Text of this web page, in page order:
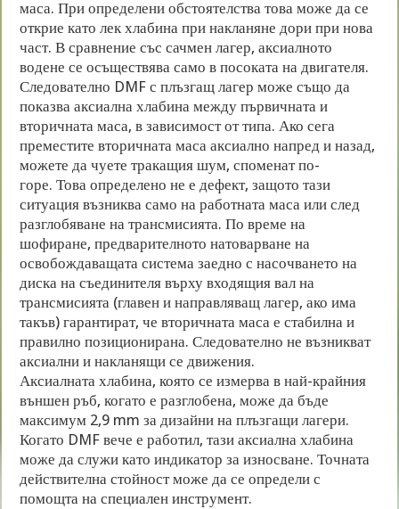
маса. При определени обстоятелства това може да се
открие като лек хлабина при накланяне дори при нова
част. В сравнение със сачмен лагер, аксиалното
водене се осъществява само в посоката на двигателя.
Следователно DMF с плъзгащ лагер може също да
показва аксиална хлабина между първичната и
вторичната маса, в зависимост от типа. Ако сега
преместите вторичната маса аксиално напред и назад,
можете да чуете тракащия шум, споменат по-
горе. Това определено не е дефект, защото тази
ситуация възниква само на работната маса или след
разглобяване на трансмисията. По време на
шофиране, предварителното натоварване на
освобождаващата система заедно с насочването на
диска на съединителя върху входящия вал на
трансмисията (главен и направляващ лагер, ако има
такъв) гарантират, че вторичната маса е стабилна и
правилно позиционирана. Следователно не възникват
аксиални и накланящи се движения.
Аксиалната хлабина, която се измерва в най-крайния
външен ръб, когато е разглобена, може да бъде
максимум 2,9 mm за дизайни на плъзгащи лагери.
Когато DMF вече е работил, тази аксиална хлабина
може да служи като индикатор за износване. Точната
действителна стойност може да се определи с
помощта наспециален инструмент.